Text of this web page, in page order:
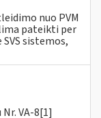
nuo PVM
pateikti per
sistemos,
VA-8[1]